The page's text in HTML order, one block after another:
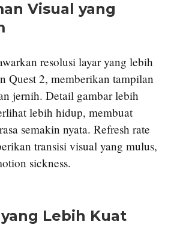
Visual yang
resolusi layar yang lebih
Quest 2, memberikan tampilan
jernih. Detail gambar lebih
lebih hidup, membuat
semakin nyata. Refresh rate
transisi visual yang mulus,
sickness.
Lebih Kuat